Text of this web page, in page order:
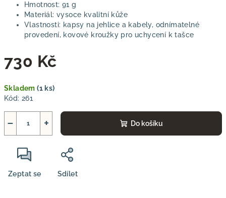
Hmotnost: 91 g
Materiál: vysoce kvalitní kůže
Vlastnosti: kapsy na jehlice a kabely, odnímatelné
provedení, kovové kroužky pro uchycení k tašce
730 Kč
cena:
Skladem(1 ks)
Kód: 261
+
− Do košíku
Zeptat se Sdílet